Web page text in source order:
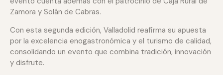
Zamora y Solán de Cabras.
Con esta segunda edición, Valladolid reafirma su apuesta
por la excelencia enogastronómica y el turismo de calidad,
consolidando un evento que combina tradición, innovación
y disfrute.